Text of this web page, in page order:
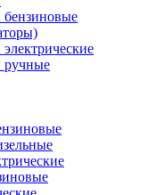
бензиновые
ручные